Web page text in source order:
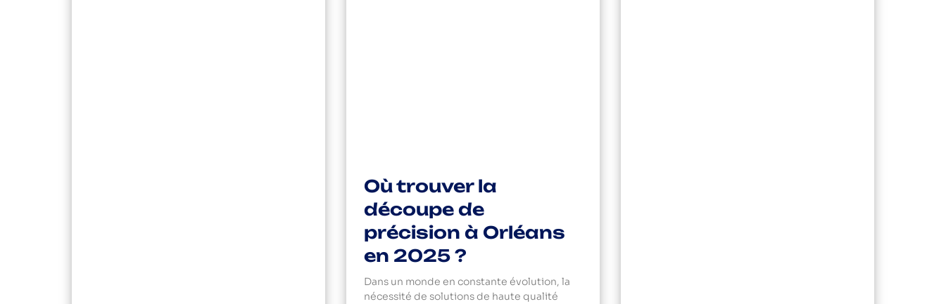
Où trouver la
découpe de
précision à Orléans
en 2025 ?
Dans un monde en constante évolution, la
nécessité de solutions de haute qualité